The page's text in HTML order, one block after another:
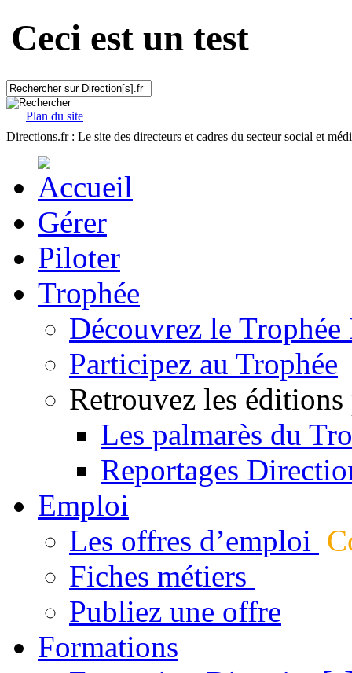
Ceci est un test
Plan du site
Directions.fr : Le site des directeurs et cadres du secteur social et
Gérer
Piloter
Trophée
Découvrez le
Participez au Trophée
Retrouvez les éditions
Les palmarès du
Reportages
Emploi
Les offres d’emploi
Fiches métiers
Publiez une offre
Formations